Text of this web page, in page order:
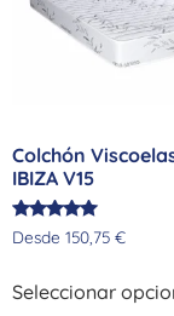
Colchón
IBIZA V15
Valorado
con
Desde 150,75 €
Seleccionar